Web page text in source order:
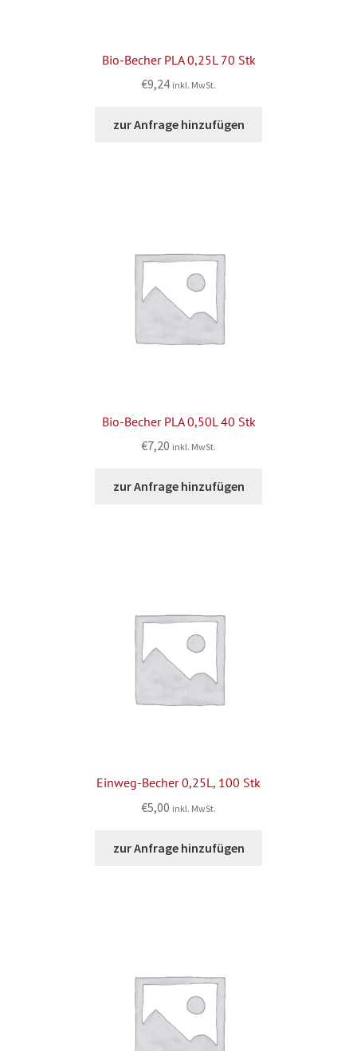
Bio-Becher PLA 0,25L 70 Stk
€9,24 inkl. MwSt.
zur Anfrage hinzufügen
Bio-Becher PLA 0,50L 40 Stk
€7,20 inkl. MwSt.
zur Anfrage hinzufügen
Einweg-Becher 0,25L, 100 Stk
€5,00 inkl. MwSt.
zur Anfrage hinzufügen